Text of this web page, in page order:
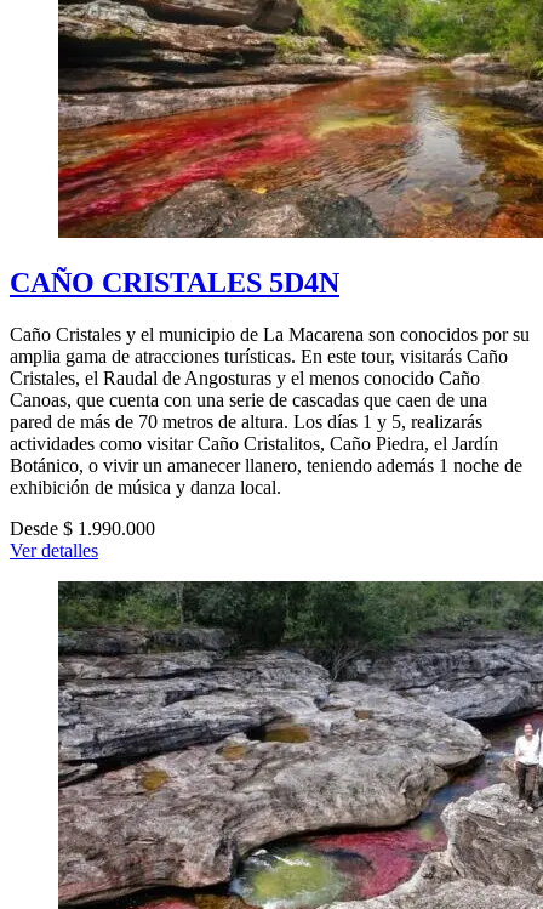
CAÑO CRISTALES 5D4N
Caño Cristales y el municipio de La Macarena son conocidos por su
amplia gama de atracciones turísticas. En este tour, visitarás Caño
Cristales, el Raudal de Angosturas y el menos conocido Caño
Canoas, que cuenta con una serie de cascadas que caen de una
pared de más de 70 metros de altura. Los días 1 y 5, realizarás
actividades como visitar Caño Cristalitos, Caño Piedra, el Jardín
Botánico, o vivir un amanecer llanero, teniendo además 1 noche de
exhibición de música y danza local.
Desde $ 1.990.000
Ver detalles